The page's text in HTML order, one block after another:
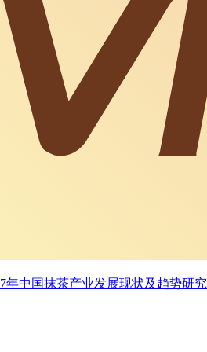
年中国抹茶产业发展现状及趋势研